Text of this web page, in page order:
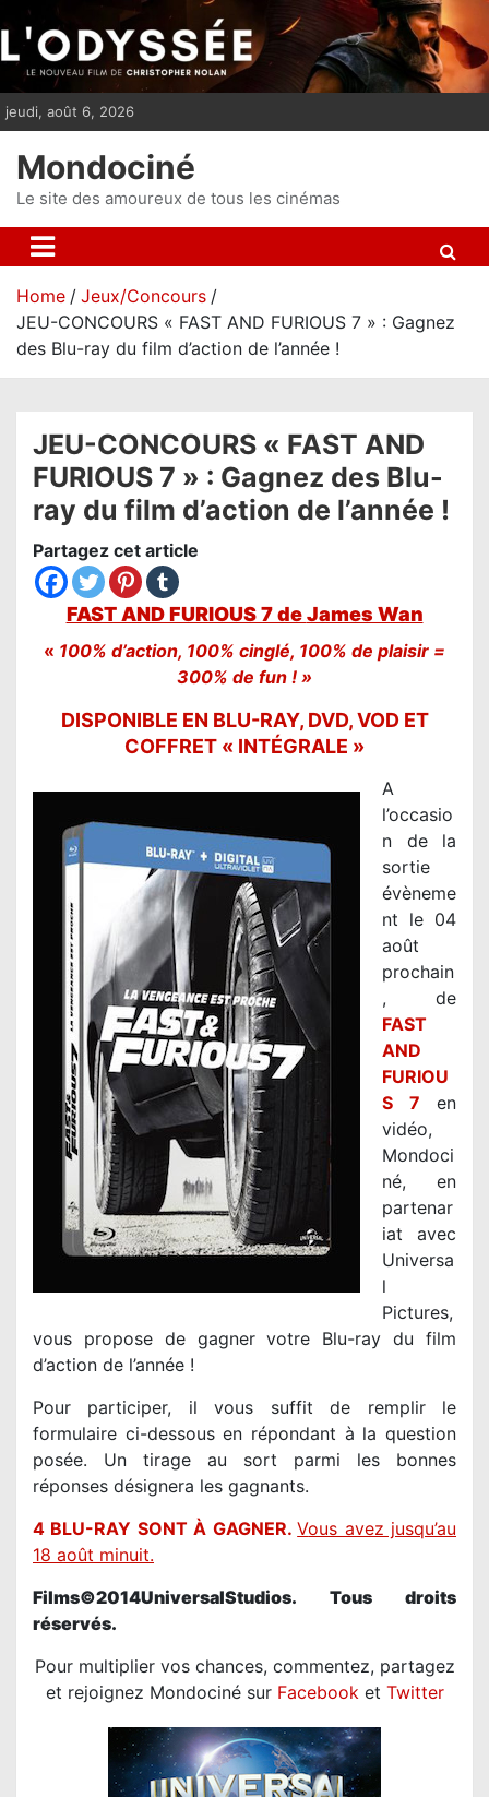
i
p
t
n
jeudi, août 6, 2026
Mondociné
Le site des amoureux de tous les cinémas
Home
Jeux/Concours
JEU-CONCOURS « FAST AND FURIOUS 7 » : Gagnez
des Blu-ray du film d’action de l’année !
JEU-CONCOURS « FAST AND
FURIOUS 7 » : Gagnez des Blu-
ray du film d’action de l’année !
Partagez cet article
FAST AND FURIOUS 7 deJames Wan
« 100% d’action, 100% cinglé, 100% de plaisir =
300% de fun ! »
DISPONIBLE EN BLU-RAY, DVD, VOD ET
COFFRET « INTÉGRALE »
A
l’occasio
n de la
sortie
évèneme
nt le 04
août
prochain
, de
FAST
AND
FURIOU
S 7
en
vidéo,
Mondoci
né, en
partenar
iat avec
Universa
l
Pictures,
vous propose de gagner votre Blu-ray du film
d’action de l’année !
Pour participer, il vous suffit de remplir le
formulaire ci-dessous en répondant à la question
posée. Un tirage au sort parmi les bonnes
réponses désignera les gagnants.
4 BLU-RAY SONT À GAGNER.Vous avez jusqu’au
18 août minuit.
Films©2014UniversalStudios. Tous droits
réservés.
Pour multiplier vos chances, commentez, partagez
et rejoignez Mondociné sur Facebooket Twitter